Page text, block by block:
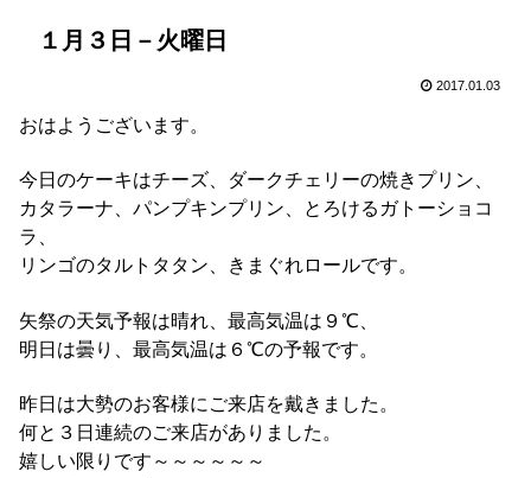
１月３日－火曜日
2017.01.03
おはようございます。
今日のケーキはチーズ、ダークチェリーの焼きプリン、
カタラーナ、パンプキンプリン、とろけるガトーショコ
ラ、
リンゴのタルトタタン、きまぐれロールです。
矢祭の天気予報は晴れ、最高気温は９℃、
明日は曇り、最高気温は６℃の予報です。
昨日は大勢のお客様にご来店を戴きました。
何と３日連続のご来店がありました。
嬉しい限りです～～～～～～